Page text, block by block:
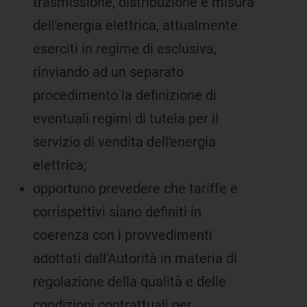
dell'energia elettrica, attualmente
eserciti in regime di esclusiva,
rinviando ad un separato
procedimento la definizione di
eventuali regimi di tutela per il
servizio di vendita dell'energia
elettrica;
opportuno prevedere che tariffe e
corrispettivi siano definiti in
coerenza con i provvedimenti
adottati dall'Autorità in materia di
regolazione della qualità e delle